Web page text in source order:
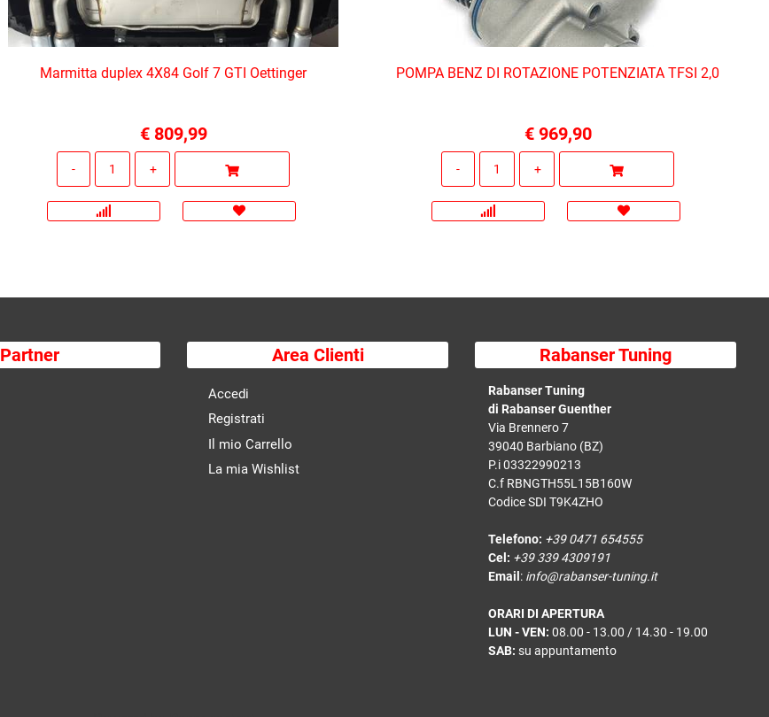
Marmitta duplex 4X84 Golf 7 GTI Oettinger
€ 809,99
POMPA BENZ DI ROTAZIONE POTENZIATA TFSI 2,0
€ 969,90
Partner Area Clienti
Accedi
Registrati
Il mio Carrello
La mia Wishlist
Rabanser Tuning
Rabanser Tuning
di Rabanser Guenther
Via Brennero 7
39040 Barbiano (BZ)
P.i 03322990213
C.f RBNGTH55L15B160W
Codice SDI T9K4ZHO
Telefono: +39 0471 654555
Cel: +39 339 4309191
Email: info@rabanser-tuning.it
ORARI DI APERTURA
LUN - VEN: 08.00 - 13.00 / 14.30 - 19.00
SAB: su appuntamento